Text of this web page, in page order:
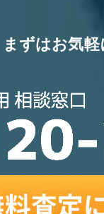
まずはお気